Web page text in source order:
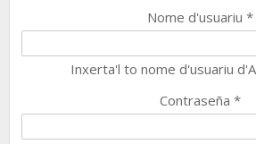
Nome d'usuariu *
Inxerta'l to nome d'usuariu
Contraseña *